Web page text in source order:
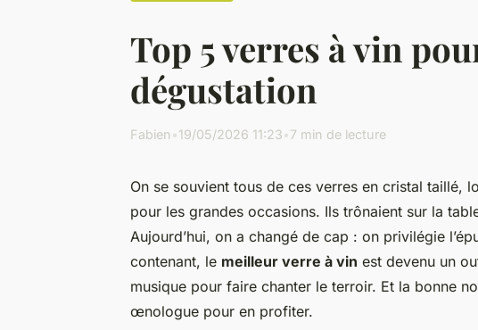
Top 5 verres à vin
dégustation
Fabien •19/05/2026 11:23•7 min de lecture
On se souvient tous de ces verres en cristal taillé,
pour les grandes occasions. Ils trônaient sur la
Aujourd’hui, on a changé de cap : on privilégie
contenant, le meilleur verre à vin est devenu un
musique pour faire chanter le terroir. Et la bonne
œnologue pour en profiter.